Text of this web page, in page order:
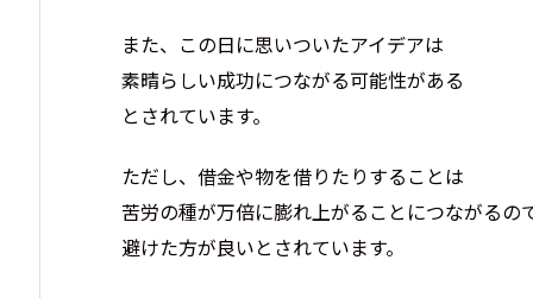
また、この日に思いついたアイデアは
素晴らしい成功につながる可能性がある
とされています。
ただし、借金や物を借りたりすることは
苦労の種が万倍に膨れ上がることにつながるの
避けた方が良いとされています。